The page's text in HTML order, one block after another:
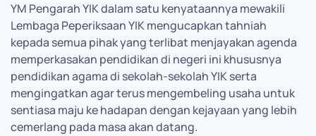
YM Pengarah YIK dalam satu kenyataannya mewakili
Lembaga Peperiksaan YIK mengucapkan tahniah
kepada semua pihak yang terlibat menjayakan agenda
memperkasakan pendidikan di negeri ini khususnya
pendidikan agama di sekolah-sekolah YIK serta
mengingatkan agar terus mengembeling usaha untuk
sentiasa maju ke hadapan dengan kejayaan yang lebih
cemerlang pada masa akan datang.